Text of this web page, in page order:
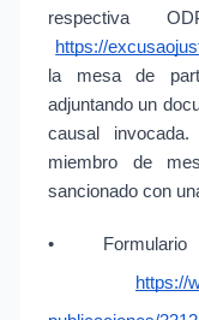
respectiva
https://
la mesa de
adjuntando un
causal
miembro de
sancionado con
•
https://